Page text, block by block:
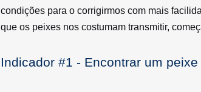
condições para o corrigirmos com mais
que os peixes nos costumam transmitir,
Indicador #1 - Encontrar um